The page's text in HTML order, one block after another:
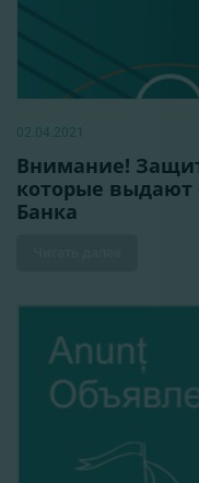
02.04.2021
Внимание!
которые выдают
Банка